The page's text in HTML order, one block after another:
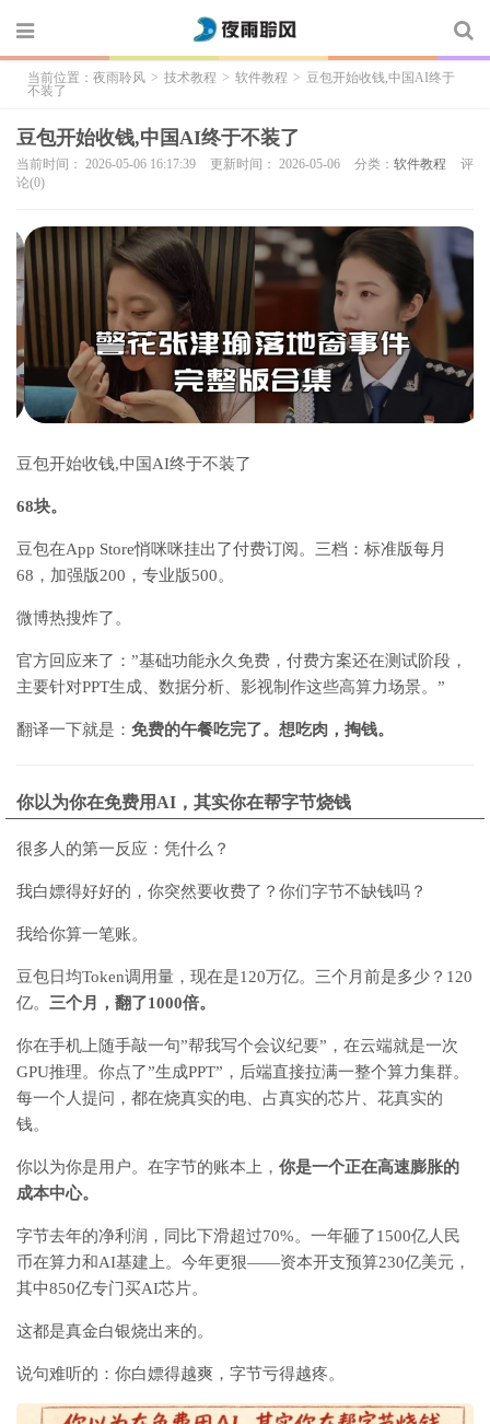
当前位置： 夜雨聆风 > 技术教程 > 软件教程 > 豆包开始收钱,中国AI终于
不装了
豆包开始收钱,中国AI终于不装了
当前时间： 2026-05-06 16:17:39 更新时间： 2026-05-06 分类： 软件教程
评
论(0)
豆包开始收钱,中国AI终于不装了
68块。
豆包在App Store悄咪咪挂出了付费订阅。三档：标准版每月
68，加强版200，专业版500。
微博热搜炸了。
官方回应来了：”基础功能永久免费，付费方案还在测试阶段，
主要针对PPT生成、数据分析、影视制作这些高算力场景。”
翻译一下就是： 免费的午餐吃完了。想吃肉，掏钱。
你以为你在免费用AI，其实你在帮字节烧钱
很多人的第一反应：凭什么？
我白嫖得好好的，你突然要收费了？你们字节不缺钱吗？
我给你算一笔账。
豆包日均Token调用量，现在是120万亿。三个月前是多少？120
亿。 三个月，翻了1000倍。
你在手机上随手敲一句”帮我写个会议纪要”，在云端就是一次
GPU推理。你点了”生成PPT”，后端直接拉满一整个算力集群。
每一个人提问，都在烧真实的电、占真实的芯片、花真实的
钱。
你以为你是用户。在字节的账本上， 你是一个正在高速膨胀的
成本中心。
字节去年的净利润，同比下滑超过70%。一年砸了1500亿人民
币在算力和AI基建上。今年更狠——资本开支预算230亿美元，
其中850亿专门买AI芯片。
这都是真金白银烧出来的。
说句难听的：你白嫖得越爽，字节亏得越疼。